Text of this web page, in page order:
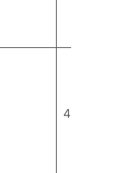
4 bis 7